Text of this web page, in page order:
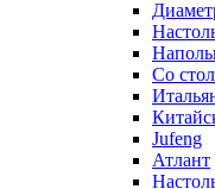
Со
Jufeng
Атлант